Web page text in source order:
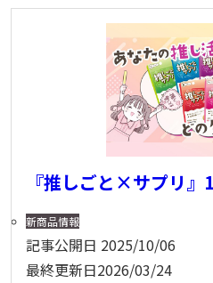
『推しごと×サプリ
新商品情報
記事公開日 2025/10/06
最終更新日2026/03/24